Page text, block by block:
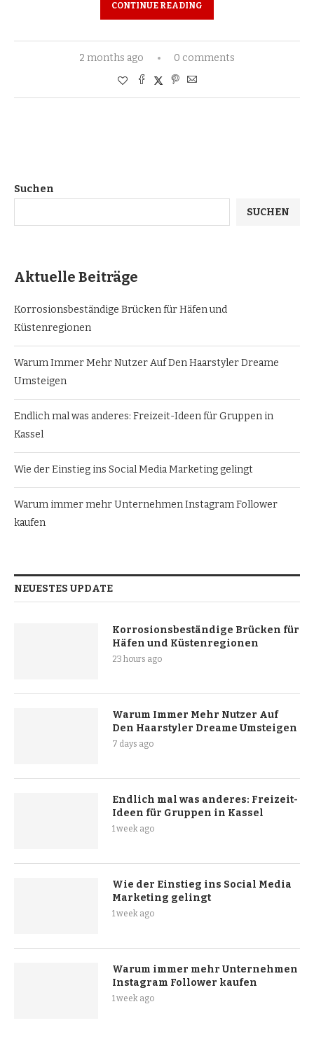
CONTINUE READING
2 months ago 0 comments
Suchen
SUCHEN
Aktuelle Beiträge
Korrosionsbeständige Brücken für Häfen und
Küstenregionen
Warum Immer Mehr Nutzer Auf Den Haarstyler Dreame
Umsteigen
Endlich mal was anderes: Freizeit-Ideen für Gruppen in
Kassel
Wie der Einstieg ins Social Media Marketing gelingt
Warum immer mehr Unternehmen Instagram Follower
kaufen
NEUESTES UPDATE
Korrosionsbeständige Brücken für
Häfen und Küstenregionen
23 hours ago
Warum Immer Mehr Nutzer Auf
Den Haarstyler Dreame Umsteigen
7 days ago
Endlich mal was anderes: Freizeit-
Ideen für Gruppen in Kassel
1 week ago
Wie der Einstieg ins Social Media
Marketing gelingt
1 week ago
Warum immer mehr Unternehmen
Instagram Follower kaufen
1 week ago